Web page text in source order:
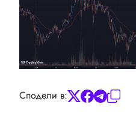
Сподели в: